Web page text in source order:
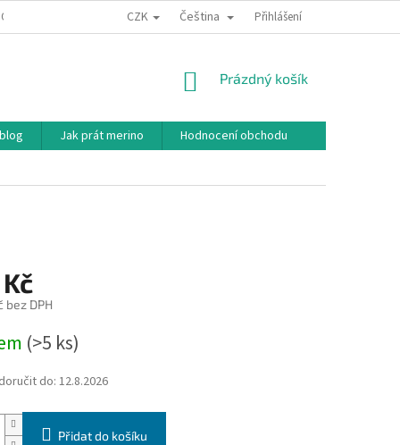
PODMÍNKY PODMÍNKY OCHRANY OSOBNÍCH ÚDAJŮ
CZK Čeština Přihlášení
NÁKUPNÍ
Prázdný košík
Jak prát merino Hodnocení obchodu
bez DPH
(>5 ks)
do: 12.8.2026
Přidat do košíku